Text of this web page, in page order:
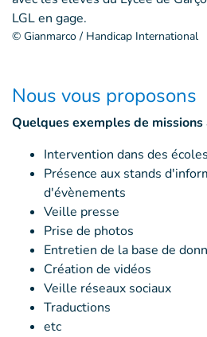
© Gianmarco / Handicap International
Nous vous proposons
Quelques exemples de missions
Intervention dans des écoles
Présence aux stands
d'évènements
Veille presse
Prise de photos
Entretien de la base de
Création de vidéos
Veille réseaux sociaux
Traductions
etc